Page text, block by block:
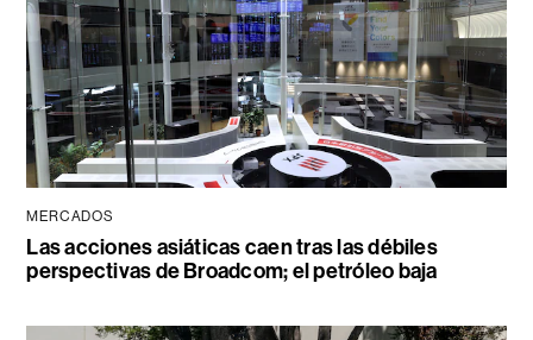
MERCADOS
Las acciones asiáticas caen tras las débiles
perspectivas de Broadcom; el petróleo baja